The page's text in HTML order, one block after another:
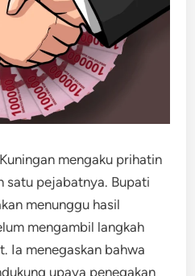
mengaku prihatin
satu pejabatnya. Bupati
menunggu hasil
mengambil langkah
Ia menegaskan bahwa
upaya penegakan